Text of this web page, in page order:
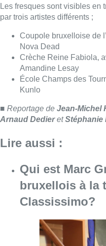
Lire aussi :
Qui est Marc
bruxellois à la
Classissimo?